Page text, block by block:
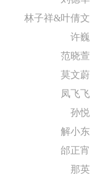
林子祥&叶倩文
许巍
范晓萱
莫文蔚
凤飞飞
孙悦
解小东
邰正宵
那英